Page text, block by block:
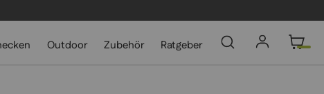
Outdoor Zubehör Ratgeber